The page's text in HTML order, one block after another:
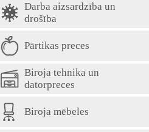
Darba aizsardzība un
drošība
Pārtikas preces
Biroja tehnika un
datorpreces
Biroja mēbeles